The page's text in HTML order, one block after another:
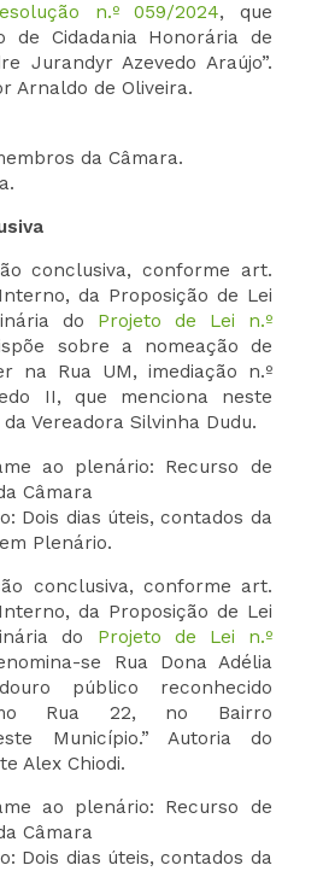
n.º 059/2024, que
de Cidadania Honorária de
Jurandyr Azevedo Araújo”.
Arnaldo de Oliveira.
da Câmara.
conclusiva, conforme art.
da Proposição de Lei
do Projeto de Lei n.º
sobre a nomeação de
na Rua UM, imediação n.º
II, que menciona neste
Vereadora Silvinha Dudu.
ao plenário: Recurso de
Câmara
Dois dias úteis, contados da
Plenário.
conclusiva, conforme art.
da Proposição de Lei
do Projeto de Lei n.º
se Rua Dona Adélia
público reconhecido
Rua 22, no Bairro
Município.” Autoria do
Alex Chiodi.
ao plenário: Recurso de
Câmara
Dois dias úteis, contados da